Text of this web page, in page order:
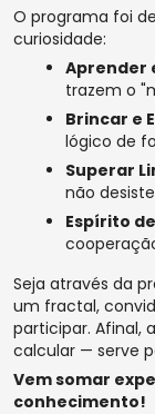
O programa foi
curiosidade:
Aprender
trazem o
Brincar e
lógico de
Superar
não
Espírito
Seja através da
um fractal,
participar. Afinal,
calcular — serve
Vem somar
conhecimento!